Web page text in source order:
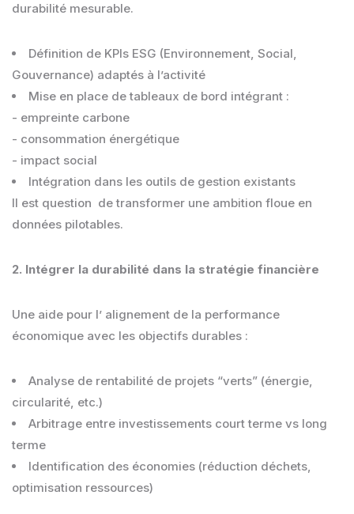
durabilité mesurable.
Définition de KPIs ESG (Environnement, Social,
Gouvernance) adaptés à l’activité
Mise en place de tableaux de bord intégrant :
- empreinte carbone
- consommation énergétique
- impact social
Intégration dans les outils de gestion existants
Il est question de transformer une ambition floue en
données pilotables.
2. Intégrer la durabilité dans la stratégie financière
Une aide pour l’ alignement de la performance
économique avec les objectifs durables :
Analyse de rentabilité de projets “verts” (énergie,
circularité, etc.)
Arbitrage entre investissements court terme vs long
terme
Identification des économies (réduction déchets,
optimisation ressources)